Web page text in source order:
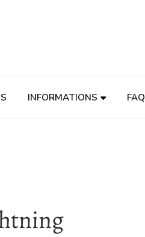
INFORMATIONS FAQ